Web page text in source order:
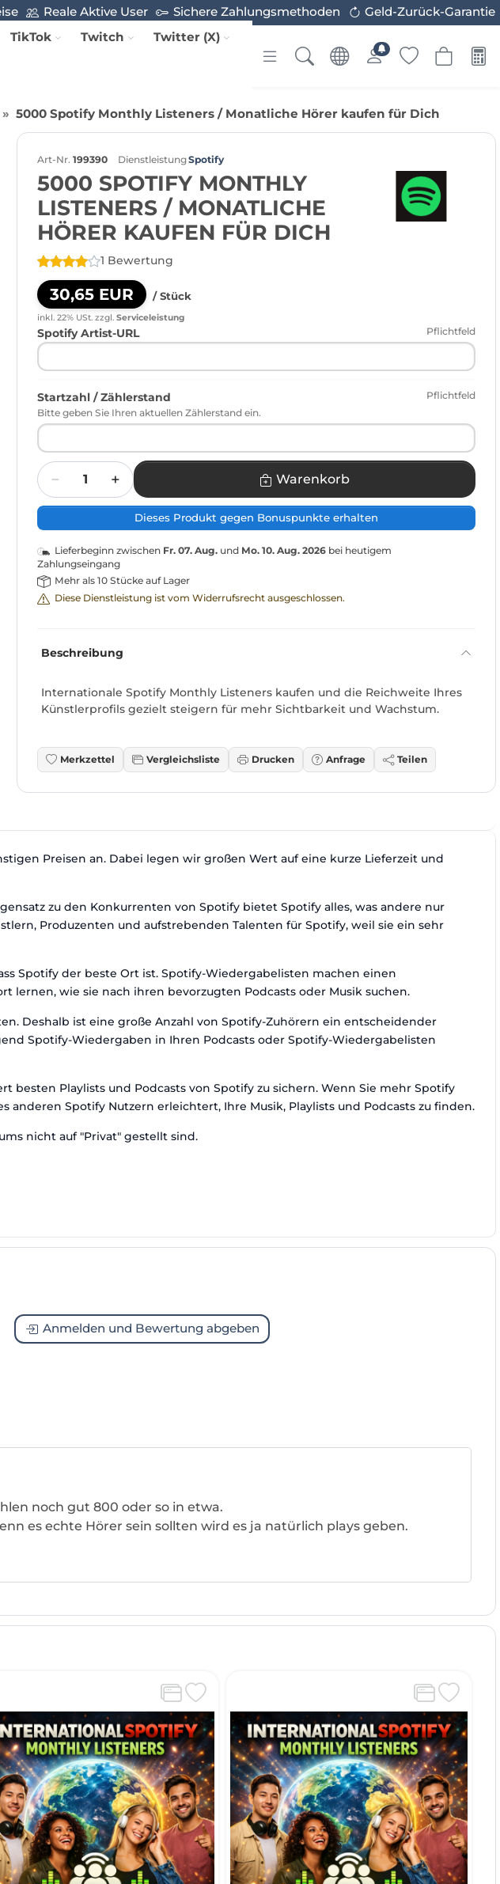
Reale Aktive User Sichere Zahlungsmethoden
Geld-Zurück-Garantie
TikTok Twitch Twitter (X)
5000 Spotify Monthly Listeners / Monatliche Hörer kaufen für Dich
Art-Nr. 199390 DienstleistungSpotify
5000 SPOTIFY MONTHLY
LISTENERS / MONATLICHE
HÖRER KAUFEN FÜR DICH
1 Bewertung
30,65 EUR / Stück
inkl. 22% USt. zzgl. Serviceleistung
Spotify Artist-URL Pflichtfeld
Startzahl / Zählerstand
Pflichtfeld
Bitte geben Sie Ihren aktuellen Zählerstand ein.
Menge
Warenkorb
Dieses Produkt gegen Bonuspunkte erhalten
Lieferbeginn zwischen Fr. 07. Aug. und Mo. 10. Aug. 2026 bei heutigem
Zahlungseingang
Mehr als 10 Stücke auf Lager
Diese Dienstleistung ist vom Widerrufsrecht ausgeschlossen.
Beschreibung
Internationale Spotify Monthly Listeners kaufen und die Reichweite Ihres
Künstlerprofils gezielt steigern für mehr Sichtbarkeit und Wachstum.
Merkzettel Vergleichsliste Drucken Anfrage Teilen
Preisen an. Dabei legen wir großen Wert auf eine kurze Lieferzeit und
zu den Konkurrenten von Spotify bietet Spotify alles, was andere nur
Produzenten und aufstrebenden Talenten für Spotify, weil sie ein sehr
Spotify der beste Ort ist. Spotify-Wiedergabelisten machen einen
lernen, wie sie nach ihren bevorzugten Podcasts oder Musik suchen.
Deshalb ist eine große Anzahl von Spotify-Zuhörern ein entscheidender
Spotify-Wiedergaben in Ihren Podcasts oder Spotify-Wiedergabelisten
besten Playlists und Podcasts von Spotify zu sichern. Wenn Sie mehr Spotify
Spotify Nutzern erleichtert, Ihre Musik, Playlists und Podcasts zu finden.
nicht auf "Privat" gestellt sind.
Anmelden und Bewertung abgeben
noch gut 800 oder so in etwa.
es echte Hörer sein sollten wird es ja natürlich plays geben.